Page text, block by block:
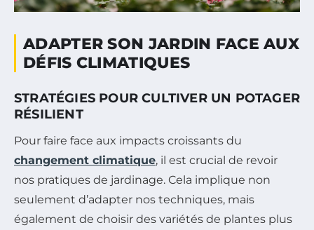
ADAPTER SON JARDIN FACE AUX
DÉFIS CLIMATIQUES
STRATÉGIES POUR CULTIVER UN POTAGER
RÉSILIENT
Pour faire face aux impacts croissants du
changement climatique, il est crucial de revoir
nos pratiques de jardinage. Cela implique non
seulement d’adapter nos techniques, mais
également de choisir des variétés de plantes plus